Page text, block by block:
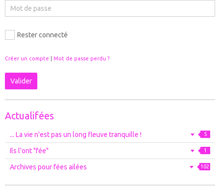
Rester connecté
Créer un compte Mot de passe perdu ?
Valider
Actualifées
... La vie n'est pas un long fleuve tranquille ! 5
Ils l'ont "fée" 1
Archives pour fées ailées 102